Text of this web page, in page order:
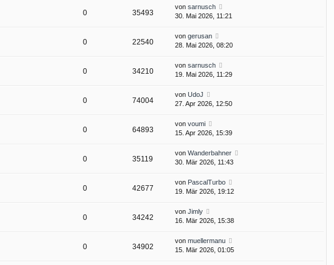
0 35493
von sarnusch
30. Mai 2026, 11:21
0 22540
von gerusan
28. Mai 2026, 08:20
0 34210
von sarnusch
19. Mai 2026, 11:29
0 74004
von UdoJ
27. Apr 2026, 12:50
0 64893
von voumi
15. Apr 2026, 15:39
0 35119
von Wanderbahner
30. Mär 2026, 11:43
0 42677
von PascalTurbo
19. Mär 2026, 19:12
0 34242
von Jimly
16. Mär 2026, 15:38
0 34902
von muellermanu
15. Mär 2026, 01:05